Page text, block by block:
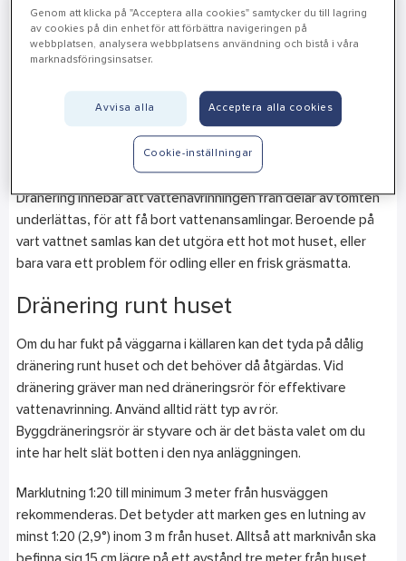
När tjälen släpper i backen är det dags att dra i gång vårens
markarbeten. Oavsett om det är markarbete för husbygge,
källarrenovering, avlopp eller dränering har vi produkterna som
Dränering kan vara ett stort projekt där du behöver hjälp, eller
Dränering innebär att vattenavrinningen från delar av tomten
underlättas, för att få bort vattenansamlingar. Beroende på
vart vattnet samlas kan det utgöra ett hot mot huset, eller
bara vara ett problem för odling eller en frisk gräsmatta.
Dränering runt huset
Om du har fukt på väggarna i källaren kan det tyda på dålig
dränering runt huset och det behöver då åtgärdas. Vid
dränering gräver man ned dräneringsrör för effektivare
vattenavrinning. Använd alltid rätt typ av rör.
Byggdräneringsrör är styvare och är det bästa valet om du
inte har helt slät botten i den nya anläggningen.
Marklutning 1:20 till minimum 3 meter från husväggen
rekommenderas. Det betyder att marken ges en lutning av
minst 1:20 (2,9°) inom 3 m från huset. Alltså att marknivån ska
Genom att klicka på "Acceptera alla cookies" samtycker du till lagring
av cookies på din enhet för att förbättra navigeringen på
webbplatsen, analysera webbplatsens användning och bistå i våra
marknadsföringsinsatser.
Avvisa alla Acceptera alla cookies
Cookie-inställningar